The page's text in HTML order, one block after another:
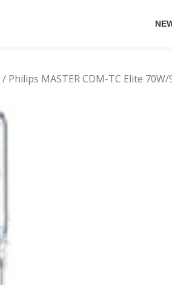
/ Philips MASTER CDM-TC Elite